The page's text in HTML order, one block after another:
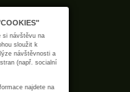
si návštěvu na
sloužit k
návštěvnosti a
(např. socialní
najdete na